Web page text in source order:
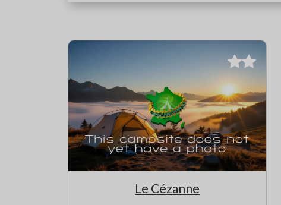
Le Cézanne